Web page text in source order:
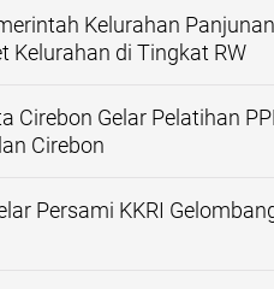
Kelurahan
Kelurahan di Tingkat RW
Cirebon Gelar Pelatihan
Cirebon
Persami KKRI